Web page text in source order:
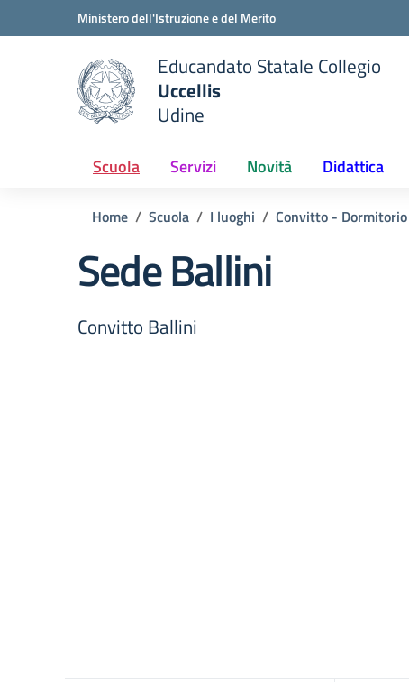
Vai ai contenuti
Vai al menu di navigazioneMinistero dell'Istruzione e del Merito
scuola
Educandato Statale Collegio
Uccellis
Udine
Scuola Servizi Novità Didattica
Home Scuola I luoghi Convitto - Dormitorio
Sede Ballini
Convitto Ballini